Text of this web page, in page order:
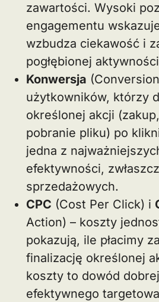
zawartości. Wysoki
engagementu
wzbudza ciekawość i
pogłębionej
Konwersja
użytkowników, którzy
określonej akcji
pobranie pliku) po
jedna z
efektywności,
sprzedażowych.
CPC (Cost Per Click) i
Action) – koszty
pokazują, ile płacimy
finalizację określonej
koszty to dowód
efektywnego